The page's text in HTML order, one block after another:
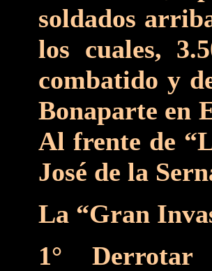
soldados
los cuales,
combatido y
Bonaparte en
Al frente de
José de la
La “Gran
1° Derrotar